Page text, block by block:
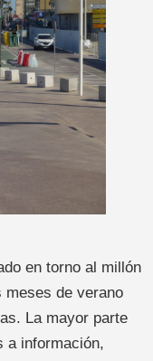
en torno al millón
de verano
La mayor parte
a información,